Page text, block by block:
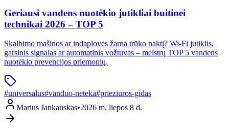
Geriausi vandens nuotėkio jutikliai buitinei
technikai 2026 – TOP 5
Skalbimo mašinos ar indaplovės žarna trūko naktį? Wi-Fi jutiklis,
garsinis signalas ar automatinis vožtuvas – meistrų TOP 5 vandens
nuotėkio prevencijos priemonių.
#universalus#vanduo-neteka#prieziuros-gidas
Marius Jankauskas•2026 m. liepos 8 d.